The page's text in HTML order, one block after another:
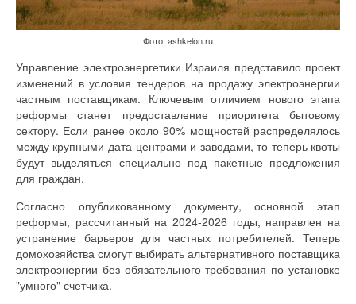
Фото: ashkelon.ru
Управление электроэнергетики Израиля представило проект
изменений в условия тендеров на продажу электроэнергии
частным поставщикам. Ключевым отличием нового этапа
реформы станет предоставление приоритета бытовому
сектору. Если ранее около 90% мощностей распределялось
между крупными дата-центрами и заводами, то теперь квоты
будут выделяться специально под пакетные предложения
для граждан.
Согласно опубликованному документу, основной этап
реформы, рассчитанный на 2024-2026 годы, направлен на
устранение барьеров для частных потребителей. Теперь
домохозяйства смогут выбирать альтернативного поставщика
электроэнергии без обязательного требования по установке
"умного" счетчика.